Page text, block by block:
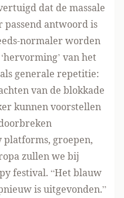
dat de massale
passend antwoord is
normaler worden
van het
generale repetitie:
van de blokkade
kunnen voorstellen
groepen,
zullen we bij
festival. “Het blauw
is uitgevonden.”